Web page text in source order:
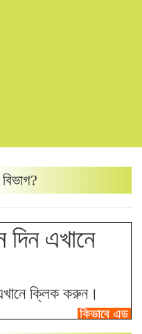
বিভাগ?
দিন এখানে
ক্লিক করুন।